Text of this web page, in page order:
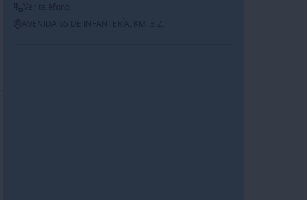
Ver teléfono
AVENIDA 65 DE INFANTERÍA, KM. 3.2,